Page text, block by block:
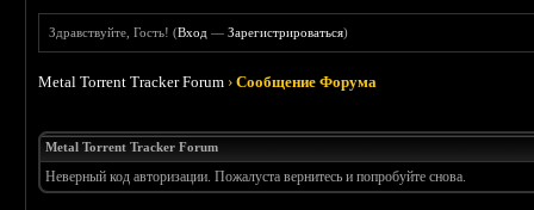
Здравствуйте, Гость! (Вход —Зарегистрироваться)
Metal Torrent Tracker Forum ›Сообщение Форума
Metal Torrent Tracker Forum
Неверный код авторизации. Пожалуста вернитесь и попробуйте снова.